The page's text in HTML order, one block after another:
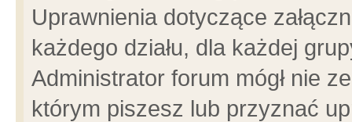
Uprawnienia dotyczące
każdego działu, dla każdej
Administrator forum mógł nie
którym piszesz lub przyznać